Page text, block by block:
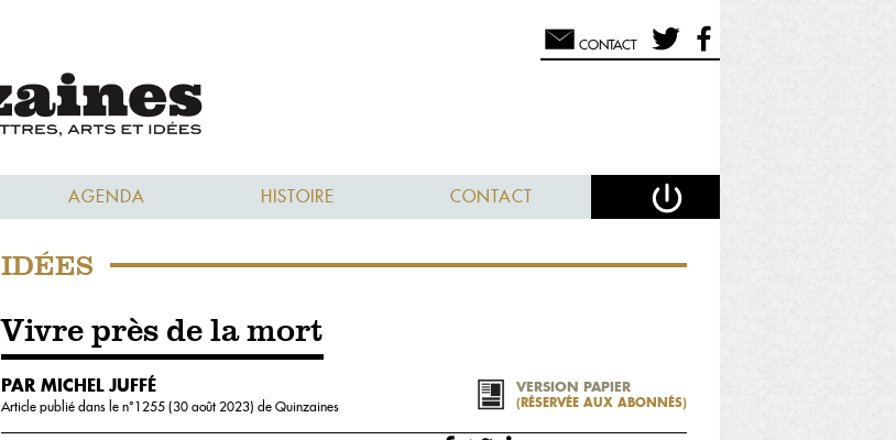
CONTACT
AGENDA HISTOIRE CONTACT
IDÉES
Vivre près de la mort
PAR MICHEL JUFFÉ
Article publié dans le n°1255 (30 août 2023)de Quinzaines
VERSION PAPIER
(RÉSERVÉE AUX ABONNÉS)